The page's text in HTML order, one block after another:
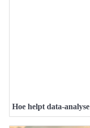
Hoe helpt data-